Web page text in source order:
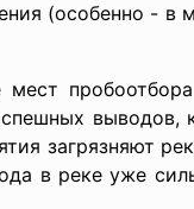
(особенно - в
выводов,
загрязняют
в реке уже